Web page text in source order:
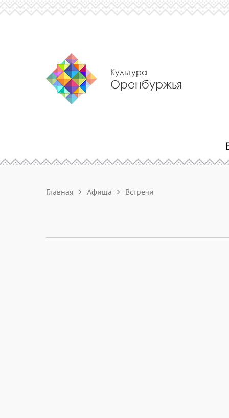
Культура
Оренбуржья
Главная Афиша Встречи